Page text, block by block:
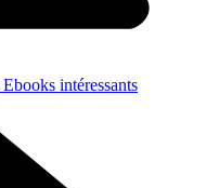
Ebooks intéressants